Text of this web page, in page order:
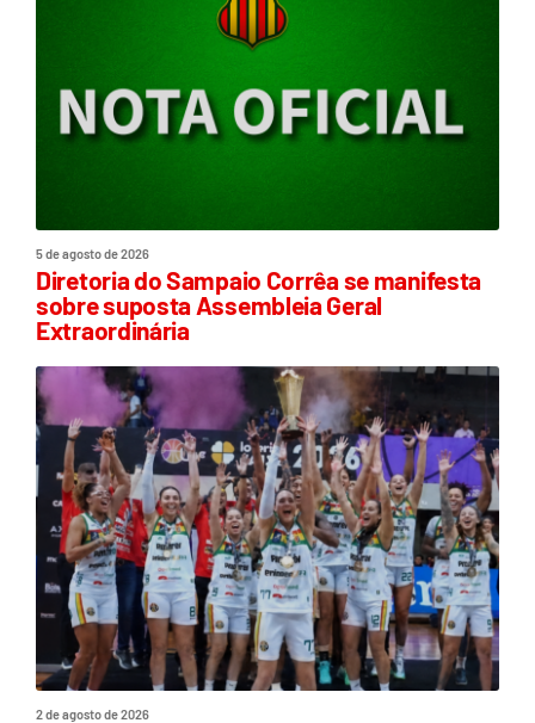
5 de agosto de 2026
Diretoria do Sampaio Corrêa se manifesta
sobre suposta Assembleia Geral
Extraordinária
2 de agosto de 2026